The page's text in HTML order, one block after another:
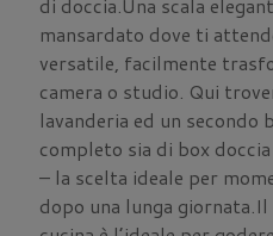
mansardato dove ti
versatile, facilmente
camera o studio. Qui
lavanderia ed un secondo
completo sia di box
– la scelta ideale per
dopo una lunga